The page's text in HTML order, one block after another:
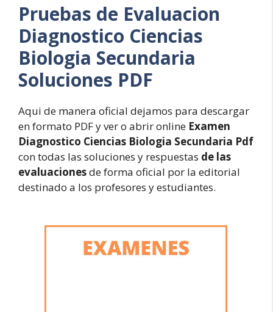
Pruebas de Evaluacion
Diagnostico Ciencias
Biologia Secundaria
Soluciones PDF
Aqui de manera oficial dejamos para descargar
en formato PDF y ver o abrir online Examen
Diagnostico Ciencias Biologia Secundaria Pdf
con todas las soluciones y respuestas de las
evaluacionesde forma oficial por la editorial
destinado a los profesores y estudiantes.